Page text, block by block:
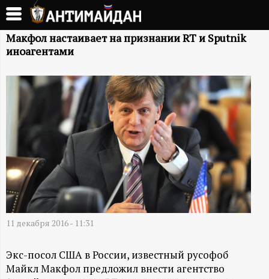
Перейти
основному
содержанию
А
И
М
А
Й
А
Макфол настаивает на признании RT и Sputnik
иноагентами
11 декабря 2016 - 11:31
Экс-посол США в России, известный русофоб
Майкл Макфол предложил внести агентство